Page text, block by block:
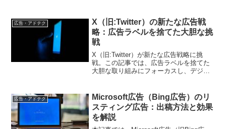
広告・アドテク
X（旧:Twitter）の新たな広告戦
略：広告ラベルを捨てた大胆な挑
戦
X（旧:Twitter）が新たな広告戦略に挑
戦。この記事では、広告ラベルを捨てた
大胆な取り組みにフォーカスし、デジタ
広告・アドテク
Microsoft広告（Bing広告）のリ
スティング広告：出稿方法と効果
を解説